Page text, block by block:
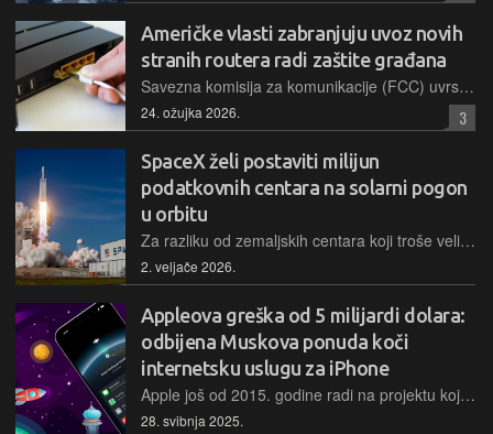
Američke vlasti zabranjuju uvoz novih
stranih routera radi zaštite građana
Savezna komisija za komunikacije (FCC) uvrstila je sve strane komercijalne routere na popis zabranjene opreme zbog procjene o neprihvatljivom riziku za nacionalnu sigurnost i gospodarstvo
24. ožujka 2026. 3
SpaceX želi postaviti milijun
podatkovnih centara na solarni pogon
u orbitu
Za razliku od zemaljskih centara koji troše velike količine vode te opterećuju elektroenergetske sustave, orbitalni podatkovni centri mogli bi svoju toplinu isijavati izravno u vakuum svemira
2. veljače 2026.
Appleova greška od 5 milijardi dolara:
odbijena Muskova ponuda koči
internetsku uslugu za iPhone
Apple još od 2015. godine radi na projektu koji bi trebao omogućiti širokopojasni pristup internetu putem satelita, no sukob s Muskovim SpaceX-om, milijarde ulaganja, nesuglasja s partnerima i unutrašnji otpor otežavaju provedbu
28. svibnja 2025.